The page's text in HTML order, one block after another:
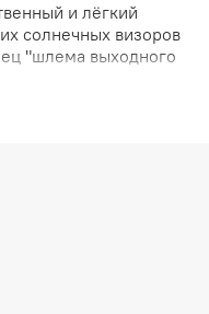
и лёгкий
солнечных визоров
"шлема выходного